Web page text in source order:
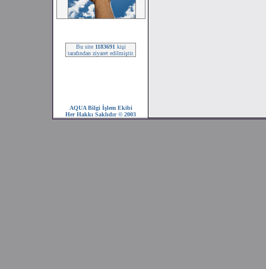
Bu site 1183691 kişi
tarafından ziyaret edilmiştir.
AQUA Bilgi İşlem Ekibi
Her Hakkı Saklıdır © 2003